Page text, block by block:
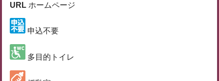
URL ホームページ
申込不要
多目的トイレ